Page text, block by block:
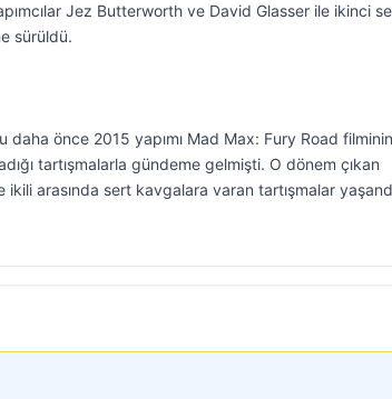
Jez Butterworth ve David Glasser ile ikinci
sürüldü.
daha önce 2015 yapımı Mad Max: Fury Road filminin
tartışmalarla gündeme gelmişti. O dönem çıkan
arasında sert kavgalara varan tartışmalar